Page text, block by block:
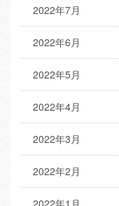
2022年7月
2022年6月
2022年5月
2022年4月
2022年3月
2022年2月
2022年1月